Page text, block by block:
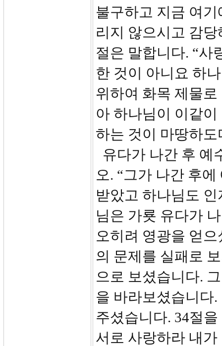
불구하고 지금 여
리지 않으시고 감
절은 말합니다. “사
한 것이 아니요 하
위하여 화목 제물
아 하나님이 이같
하는 것이 마땅하도
유다가 나간 후 예
오. “그가 나간 후
받았고 하나님도
님은 가룟 유다가
오히려 영광을 얻
의 문제를 실패로
으로 보셨습니다.
을 바라보셨습니다
주셨습니다. 34절
서로 사랑하라 내